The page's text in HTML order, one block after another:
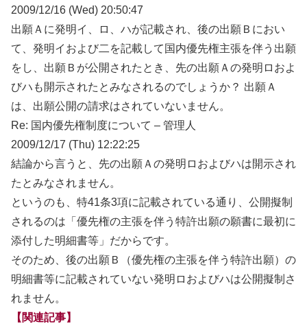
2009/12/16 (Wed) 20:50:47
出願Ａに発明イ、ロ、ハが記載され、後の出願Ｂにおい
て、発明イおよび二を記載して国内優先権主張を伴う出願
をし、出願Ｂが公開されたとき、先の出願Ａの発明ロおよ
びハも開示されたとみなされるのでしょうか？ 出願Ａ
は、出願公開の請求はされていないません。
Re: 国内優先権制度について – 管理人
2009/12/17 (Thu) 12:22:25
結論から言うと、先の出願Ａの発明ロおよびハは開示され
たとみなされません。
というのも、特41条3項に記載されている通り、公開擬制
されるのは「優先権の主張を伴う特許出願の願書に最初に
添付した明細書等」だからです。
そのため、後の出願Ｂ（優先権の主張を伴う特許出願）の
明細書等に記載されていない発明ロおよびハは公開擬制さ
れません。
【関連記事】